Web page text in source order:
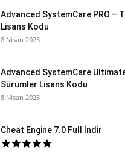
Advanced SystemCare PRO –
Lisans Kodu
8 Nisan 2023
Advanced SystemCare
Sürümler Lisans Kodu
8 Nisan 2023
Cheat Engine 7.0 Full İndir